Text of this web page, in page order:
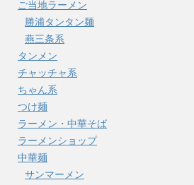
ご当地ラーメン
勝浦タンタン麺
燕三条系
タンメン
チャッチャ系
ちゃん系
つけ麺
ラーメン・中華そば
ラーメンショップ
中華麺
サンマーメン